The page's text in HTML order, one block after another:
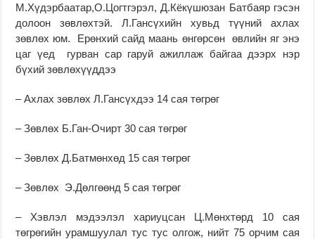
М.Хүдэрбаатар,О.Цогтгэрэл, Д.Кёкүшюзан Батбаяр гэсэн
долоон зөвлөхтэй. Л.Гансүхийн хувьд түүний ахлах
зөвлөх юм. Ерөнхий сайд маань өнгөрсөн өвлийн яг энэ
цаг үед гурван сар гаруй ажиллаж байгаа дээрх нэр
бүхий зөвлөхүүддээ
– Ахлах зөвлөх Л.Гансүхдээ 14 сая төгрөг
– Зөвлөх Б.Ган-Очирт 30 сая төгрөг
– Зөвлөх Д.Батмөнхөд 15 сая төгрөг
– Зөвлөх Э.Дөлгөөнд 5 сая төгрөг
– Хэвлэл мэдээлэл хариуцсан Ц.Мөнхтөрд 10 сая
төгрөгийн урамшуулал тус тус олгож, нийт 75 орчим сая